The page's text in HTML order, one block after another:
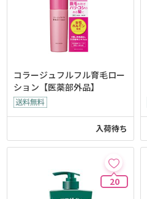
コラージュフルフル育毛ロー
ション【医薬部外品】
入荷待ち
20